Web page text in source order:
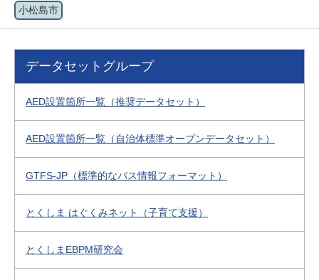
小松島市
データセットグループ
AED設置箇所一覧（推奨データセット）
AED設置箇所一覧（自治体標準オープンデータセット）
GTFS-JP（標準的なバス情報フォーマット）
とくしま はぐくみネット（子育て支援）
とくしまEBPM研究会